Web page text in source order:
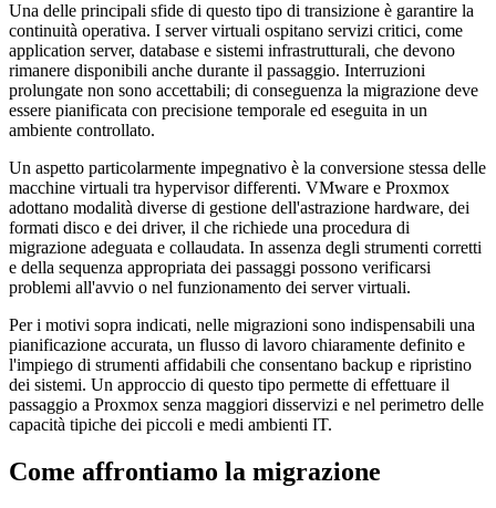
Una delle principali sfide di questo tipo di transizione è garantire la
continuità operativa. I server virtuali ospitano servizi critici, come
application server, database e sistemi infrastrutturali, che devono
rimanere disponibili anche durante il passaggio. Interruzioni
prolungate non sono accettabili; di conseguenza la migrazione deve
essere pianificata con precisione temporale ed eseguita in un
ambiente controllato.
Un aspetto particolarmente impegnativo è la conversione stessa delle
macchine virtuali tra hypervisor differenti. VMware e Proxmox
adottano modalità diverse di gestione dell'astrazione hardware, dei
formati disco e dei driver, il che richiede una procedura di
migrazione adeguata e collaudata. In assenza degli strumenti corretti
e della sequenza appropriata dei passaggi possono verificarsi
problemi all'avvio o nel funzionamento dei server virtuali.
Per i motivi sopra indicati, nelle migrazioni sono indispensabili una
pianificazione accurata, un flusso di lavoro chiaramente definito e
l'impiego di strumenti affidabili che consentano backup e ripristino
dei sistemi. Un approccio di questo tipo permette di effettuare il
passaggio a Proxmox senza maggiori disservizi e nel perimetro delle
capacità tipiche dei piccoli e medi ambienti IT.
Come affrontiamo la migrazione